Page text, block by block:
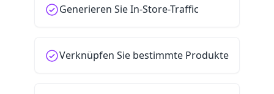
Generieren Sie In-Store-Traffic
Verknüpfen Sie bestimmte Produkte